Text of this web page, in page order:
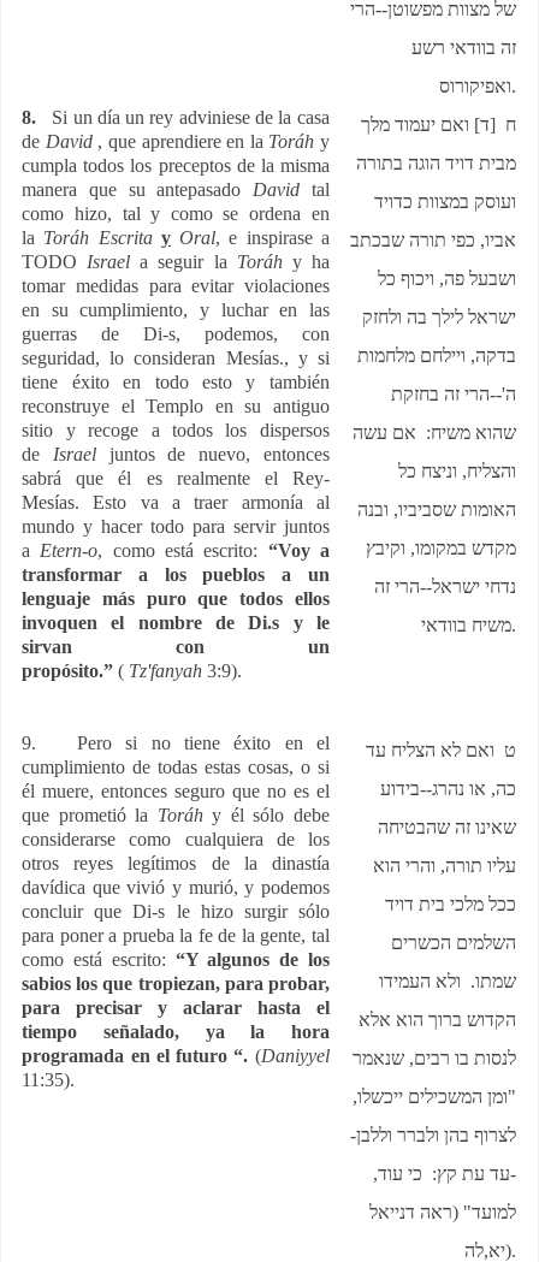
של מצוות מפשוטן--הרי
זה בוודאי רשע
ואפיקורוס.
8. Si un día un rey adviniese de la casa
de David, que aprendiere en la Toráh y
cumpla todos los preceptos de la misma
manera que su antepasado David tal
como hizo, tal y como se ordena en
la Toráh Escrita y Oral, e inspirase a
TODO Israel a seguir la Toráhy ha
tomar medidas para evitar violaciones
en su cumplimiento, y luchar en las
guerras de Di-s, podemos, con
seguridad, lo consideran Mesías., y si
tiene éxito en todo esto y también
reconstruye el Templo en su antiguo
sitio y recoge a todos los dispersos
de Israeljuntos de nuevo, entonces
sabrá que él es realmente el Rey-
Mesías. Esto va a traer armonía al
mundo y hacer todo para servir juntos
a Etern-o, como está escrito: “Voy a
transformar a los pueblos a un
lenguaje más puro que todos ellos
invoquen el nombre de Di.s y le
sirvan con un
propósito.” ( Tz'fanyah 3:9).
ח [ד] ואם יעמוד מלך
מבית דויד הוגה בתורה
ועוסק במצוות כדויד
אביו, כפי תורה שבכתב
ושבעל פה, ויכוף כל
ישראל לילך בה ולחזק
בדקה, ויילחם מלחמות
ה'--הרי זה בחזקת
שהוא משיח: אם עשה
והצליח, וניצח כל
האומות שסביביו, ובנה
מקדש במקומו, וקיבץ
נדחי ישראל--הרי זה
משיח בוודאי.
9. Pero si no tiene éxito en el
cumplimiento de todas estas cosas, o si
él muere, entonces seguro que no es el
que prometió la Toráhy él sólo debe
considerarse como cualquiera de los
otros reyes legítimos de la dinastía
davídica que vivió y murió, y podemos
concluir que Di-s le hizo surgir sólo
para poner a prueba la fe de la gente, tal
como está escrito: “Y algunos de los
sabios los que tropiezan, para probar,
para precisar y aclarar hasta el
tiempo señalado, ya la hora
programada en el futuro “. (Daniyyel
11:35).
ט ואם לא הצליח עד
כה, או נהרג--בידוע
שאינו זה שהבטיחה
עליו תורה, והרי הוא
ככל מלכי בית דויד
השלמים הכשרים
שמתו. ולא העמידו
הקדוש ברוך הוא אלא
לנסות בו רבים, שנאמר
"ומן המשכילים ייכשלו,
לצרוף בהן ולברר וללבן-
-עד עת קץ: כי עוד,
למועד" (ראה דנייאל
יא,לה).